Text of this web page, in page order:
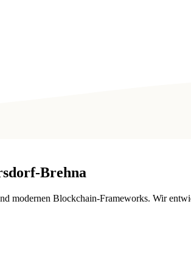
Brehna
modernen Blockchain-Frameworks. Wir